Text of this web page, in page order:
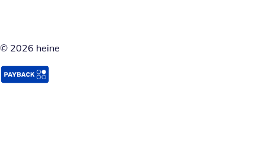
© 2026 heine